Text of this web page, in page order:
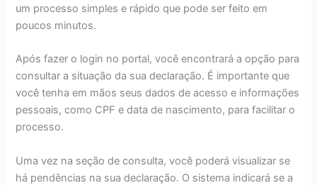
um processo simples e rápido que pode ser feito em
poucos minutos.
Após fazer o login no portal, você encontrará a opção para
consultar a situação da sua declaração. É importante que
você tenha em mãos seus dados de acesso e informações
pessoais, como CPF e data de nascimento, para facilitar o
processo.
Uma vez na seção de consulta, você poderá visualizar se
há pendências na sua declaração. O sistema indicará se a